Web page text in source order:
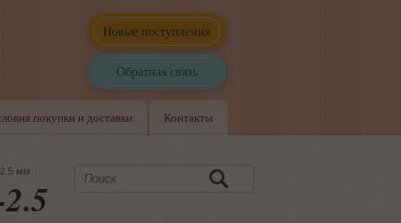
Новые поступления
Обратная связь
покупки и доставки Контакты
мм